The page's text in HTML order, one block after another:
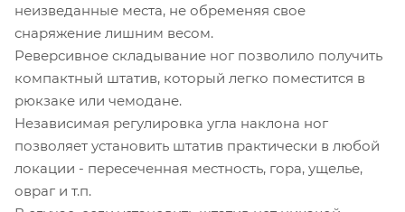
неизведанные места, не обременяя свое
снаряжение лишним весом.
Реверсивное складывание ног позволило получить
компактный штатив, который легко поместится в
рюкзаке или чемодане.
Независимая регулировка угла наклона ног
позволяет установить штатив практически в любой
локации - пересеченная местность, гора, ущелье,
овраг и т.п.